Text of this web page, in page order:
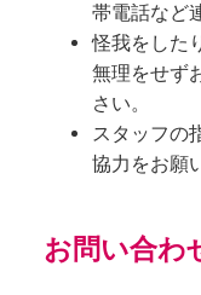
帯電話など
怪我をした
無理をせず
さい。
スタッフの
協力をお願
お問い合わ